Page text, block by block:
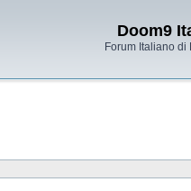
Doom9
Forum Italiano di